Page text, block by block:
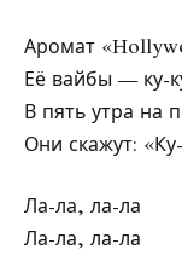
Аромат
Её вайбы — ку-
В пять утра на
Они скажут:
Ла-ла, ла-ла
Ла-ла, ла-ла